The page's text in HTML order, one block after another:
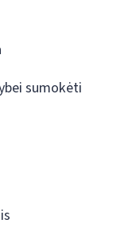
sumokėti